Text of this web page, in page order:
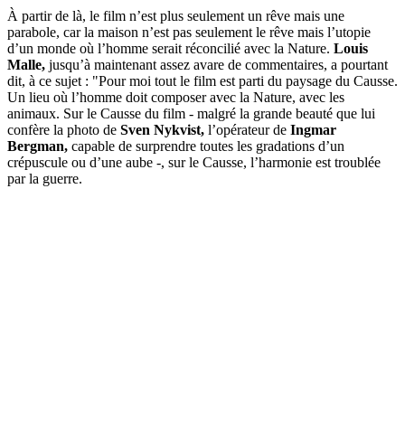
À partir de là, le film n’est plus seulement un rêve mais une
parabole, car la maison n’est pas seulement le rêve mais l’utopie
d’un monde où l’homme serait réconcilié avec la Nature. Louis
Malle, jusqu’à maintenant assez avare de commentaires, a pourtant
dit, à ce sujet : "Pour moi tout le film est parti du paysage du Causse.
Un lieu où l’homme doit composer avec la Nature, avec les
animaux. Sur le Causse du film - malgré la grande beauté que lui
confère la photo de Sven Nykvist, l’opérateur de Ingmar
Bergman, capable de surprendre toutes les gradations d’un
crépuscule ou d’une aube -, sur le Causse, l’harmonie est troublée
par la guerre.